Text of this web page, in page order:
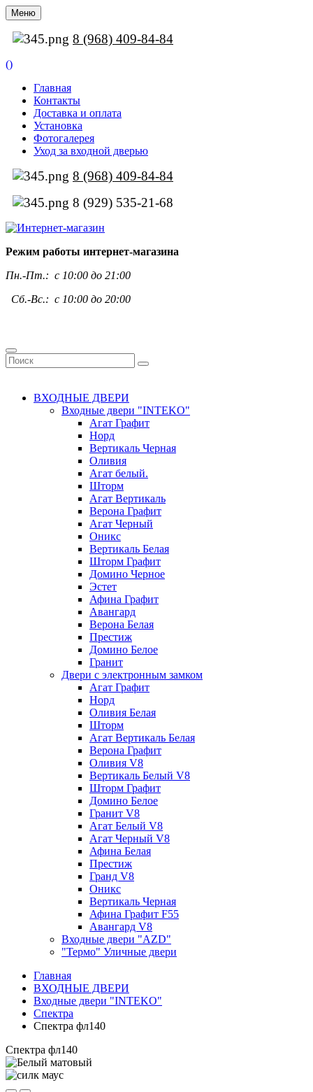
Меню
8 (968) 409-84-84
()
Главная
Контакты
Доставка и оплата
Установка
Фотогалерея
Уход за входной дверью
8 (968) 409-84-84
8 (929) 535-21-68
Режим работы интернет-магазина
Пн.-Пт.: с 10:00 до 21:00
Сб.-Вс.: с 10:00 до 20:00
ВХОДНЫЕ ДВЕРИ
Входные двери "INTEKO"
Агат Графит
Норд
Вертикаль Черная
Оливия
Агат белый.
Шторм
Агат Вертикаль
Верона Графит
Агат Черный
Оникс
Вертикаль Белая
Шторм Графит
Домино Черное
Эстет
Афина Графит
Авангард
Верона Белая
Престиж
Домино Белое
Гранит
Двери с электронным замком
Агат Графит
Норд
Оливия Белая
Шторм
Агат Вертикаль Белая
Верона Графит
Оливия V8
Вертикаль Белый V8
Шторм Графит
Домино Белое
Гранит V8
Агат Белый V8
Агат Черный V8
Афина Белая
Престиж
Гранд V8
Оникс
Вертикаль Черная
Афина Графит F55
Авангард V8
Входные двери "AZD"
"Термо" Уличные двери
Главная
ВХОДНЫЕ ДВЕРИ
Входные двери "INTEKO"
Спектра
Спектра фл140
Спектра фл140